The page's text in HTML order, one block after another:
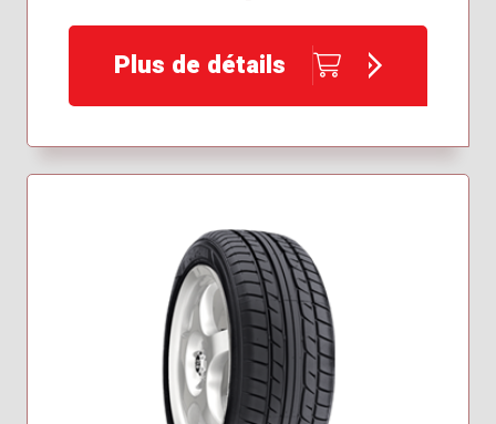
Plus de détails